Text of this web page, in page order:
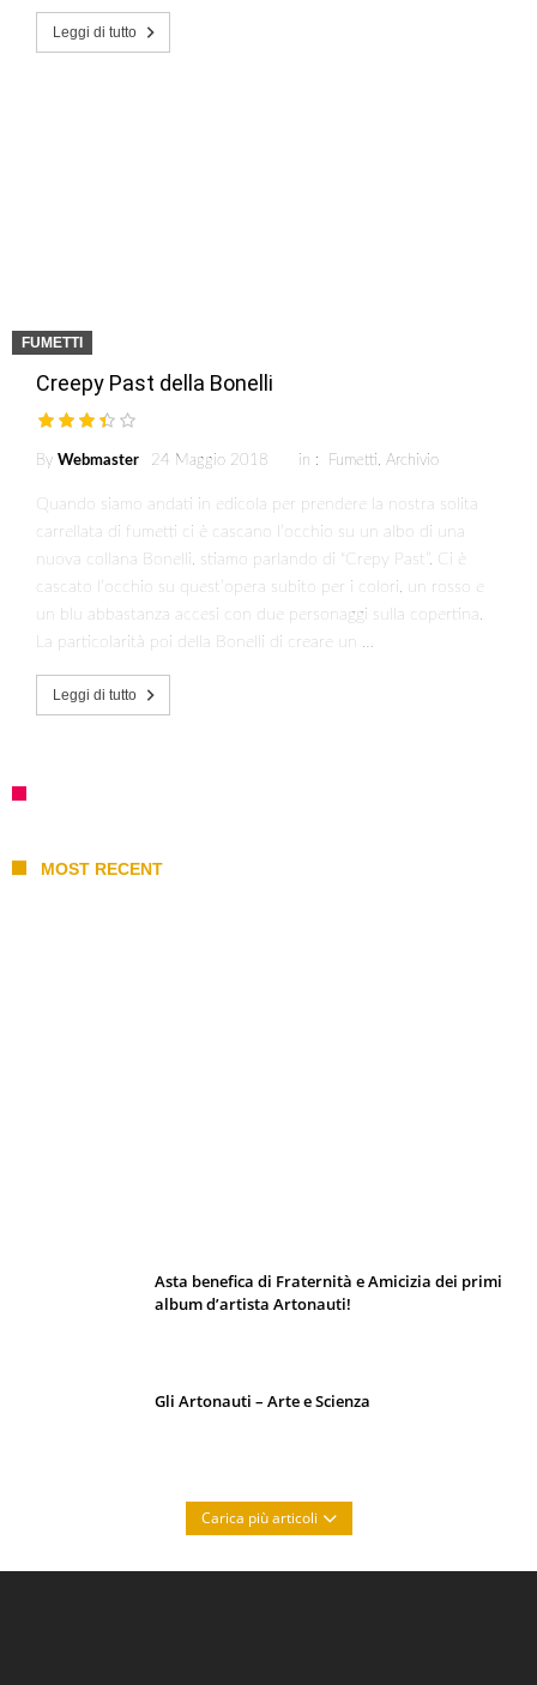
Leggi di tutto
FUMETTI
Creepy Past della Bonelli
By Webmaster 24 Maggio 2018 in : Fumetti Archivio
Quando siamo andati in edicola per prendere la nostra solita
carrellata di fumetti ci è cascano l’occhio su un albo di una
nuova collana Bonelli, stiamo parlando di “Crepy Past”. Ci è
cascato l’occhio su quest’opera subito per i colori, un rosso e
un blu abbastanza accesi con due personaggi sulla copertina.
La particolarità poi della Bonelli di creare un …
Leggi di tutto
MOST RECENT
Asta benefica di Fraternità e Amicizia dei primi
album d’artista Artonauti!
Gli Artonauti – Arte e Scienza
Carica più articoli